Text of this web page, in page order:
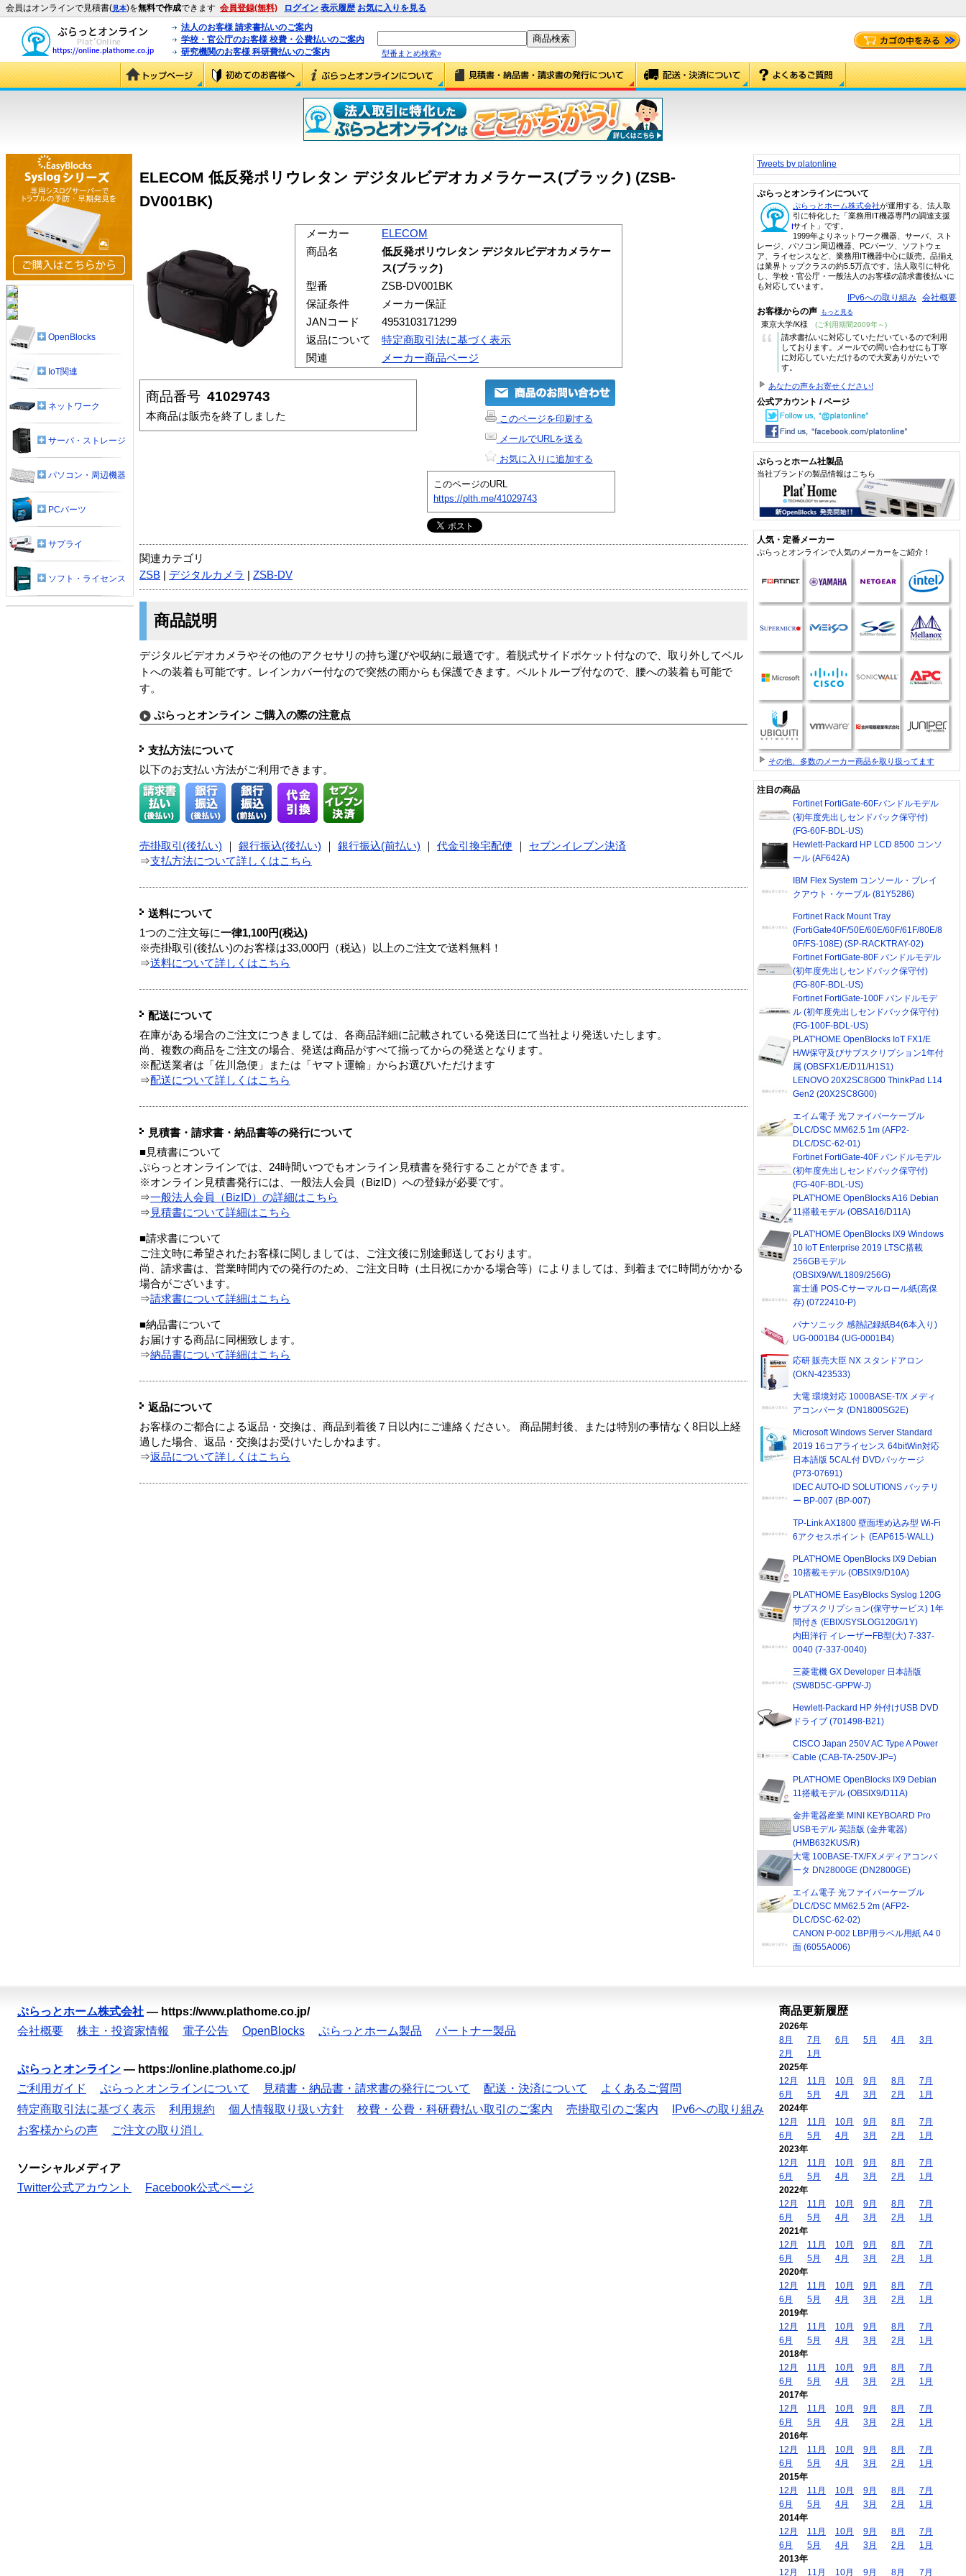
会員はオンラインで見積書(見本)を無料で作成できます 会員登録(無料) ログイン 表示履歴 お気に入りを見る
法人のお客様 請求書払いのご案内
学校・官公庁のお客様 校費・公費払いのご案内
研究機関のお客様 科研費払いのご案内
型番まとめ検索»
ELECOM 低反発ポリウレタン デジタルビデオカメラケース(ブラック) (ZSB-
DV001BK)
メーカー
ELECOM
商品名
低反発ポリウレタン デジタルビデオカメラケー
ス(ブラック)
型番
ZSB-DV001BK
保証条件
メーカー保証
JANコード
4953103171299
返品について
特定商取引法に基づく表示
関連
メーカー商品ページ
商品番号 41029743
本商品は販売を終了しました
このページを印刷する
メールでURLを送る
お気に入りに追加する
このページのURL
https://plth.me/41029743
関連カテゴリ
ZSB
デジタルカメラ ZSB-DV
商品説明
デジタルビデオカメラやその他のアクセサリの持ち運びや収納に最適です。着脱式サイドポケット付なので、取り外してベル
トへの装着も可能です。レインカバー付なので突然の雨からも保護できます。ベルトループ付なので、腰への装着も可能で
す。
ぷらっとオンライン ご購入の際の注意点
支払方法について
以下のお支払い方法がご利用できます。
売掛取引(後払い) 銀行振込(後払い) 銀行振込(前払い) 代金引換宅配便
セブンイレブン決済
⇒支払方法について詳しくはこちら
送料について
1つのご注文毎に一律1,100円(税込)
※売掛取引(後払い)のお客様は33,000円（税込）以上のご注文で送料無料！
⇒送料について詳しくはこちら
配送について
在庫がある場合のご注文につきましては、各商品詳細に記載されている発送日にて当社より発送いたします。
尚、複数の商品をご注文の場合、発送は商品がすべて揃ってからの発送となります。
※配送業者は「佐川急便」または「ヤマト運輸」からお選びいただけます
⇒配送について詳しくはこちら
見積書・請求書・納品書等の発行について
■見積書について
ぷらっとオンラインでは、24時間いつでもオンライン見積書を発行することができます。
※オンライン見積書発行には、一般法人会員（BizID）への登録が必要です。
⇒一般法人会員（BizID）の詳細はこちら
⇒ 見積書について詳細はこちら
■請求書について
ご注文時に希望されたお客様に関しましては、ご注文後に別途郵送しております。
尚、請求書は、営業時間内での発行のため、ご注文日時（土日祝にかかる場合等）によりましては、到着までに時間がかかる
場合がございます。
⇒請求書について詳細はこちら
■納品書について
お届けする商品に同梱致します。
⇒納品書について詳細はこちら
返品について
お客様のご都合による返品・交換は、商品到着後７日以内にご連絡ください。 商品開封後、または特別の事情なく8日以上経
過した場合、返品・交換はお受けいたしかねます。
⇒返品について詳しくはこちら
OpenBlocks
IoT関連
ネットワーク
サーバ・ストレージ
パソコン・周辺機器
PCパーツ
サプライ
ソフト・ライセンス
Tweets by platonline
ぷらっとオンラインについて
ぷらっとホーム株式会社が運用する、法人取
引に特化した「業務用IT機器専門の調達支援
サイト」です。
1999年よりネットワーク機器、サーバ、スト
レージ、パソコン周辺機器、PCパーツ、ソフトウェ
ア、ライセンスなど、業務用IT機器中心に販売。品揃え
は業界トップクラスの約5.5万点です。法人取引に特化
し、学校・官公庁・一般法人のお客様の請求書後払いに
も対応しています。
IPv6への取り組み 会社概要
お客様からの声 もっと見る
東京大学/K様 (ご利用期間2009年～)
“
請求書払いに対応していただいているので利用
しております。メールでの問い合わせにも丁寧
に対応していただけるので大変ありがたいで
す。
あなたの声をお寄せください!
公式アカウント / ページ
ぷらっとホーム社製品
当社ブランドの製品情報はこちら
人気・定番メーカー
ぷらっとオンラインで人気のメーカーをご紹介！
その他、多数のメーカー商品を取り扱ってます
注目の商品
Fortinet FortiGate-60Fバンドルモデル
(初年度先出しセンドバック保守付)
(FG-60F-BDL-US)
Hewlett-Packard HP LCD 8500 コンソ
ール (AF642A)
IBM Flex System コンソール・ブレイ
クアウト・ケーブル (81Y5286)
Fortinet Rack Mount Tray
(FortiGate40F/50E/60E/60F/61F/80E/8
0F/FS-108E) (SP-RACKTRAY-02)
Fortinet FortiGate-80F バンドルモデル
(初年度先出しセンドバック保守付)
(FG-80F-BDL-US)
Fortinet FortiGate-100F バンドルモデ
ル (初年度先出しセンドバック保守付)
(FG-100F-BDL-US)
PLAT'HOME OpenBlocks IoT FX1/E
H/W保守及びサブスクリプション1年付
属 (OBSFX1/E/D11/H1S1)
LENOVO 20X2SC8G00 ThinkPad L14
Gen2 (20X2SC8G00)
エイム電子 光ファイバーケーブル
DLC/DSC MM62.5 1m (AFP2-
DLC/DSC-62-01)
Fortinet FortiGate-40F バンドルモデル
(初年度先出しセンドバック保守付)
(FG-40F-BDL-US)
PLAT'HOME OpenBlocks A16 Debian
11搭載モデル (OBSA16/D11A)
PLAT'HOME OpenBlocks IX9 Windows
10 IoT Enterprise 2019 LTSC搭載
256GBモデル
(OBSIX9/W/L1809/256G)
富士通 POS-Cサーマルロール紙(高保
存) (0722410-P)
パナソニック 感熱記録紙B4(6本入り)
UG-0001B4 (UG-0001B4)
応研 販売大臣 NX スタンドアロン
(OKN-423533)
大電 環境対応 1000BASE-T/X メディ
アコンバータ (DN1800SG2E)
Microsoft Windows Server Standard
2019 16コアライセンス 64bitWin対応
日本語版 5CAL付 DVDパッケージ
(P73-07691)
IDEC AUTO-ID SOLUTIONS バッテリ
ー BP-007 (BP-007)
TP-Link AX1800 壁面埋め込み型 Wi-Fi
6アクセスポイント (EAP615-WALL)
PLAT'HOME OpenBlocks IX9 Debian
10搭載モデル (OBSIX9/D10A)
PLAT'HOME EasyBlocks Syslog 120G
サブスクリプション(保守サービス) 1年
間付き (EBIX/SYSLOG120G/1Y)
内田洋行 イレーザーFB型(大) 7-337-
0040 (7-337-0040)
三菱電機 GX Developer 日本語版
(SW8D5C-GPPW-J)
Hewlett-Packard HP 外付けUSB DVD
ドライブ (701498-B21)
CISCO Japan 250V AC Type A Power
Cable (CAB-TA-250V-JP=)
PLAT'HOME OpenBlocks IX9 Debian
11搭載モデル (OBSIX9/D11A)
金井電器産業 MINI KEYBOARD Pro
USBモデル 英語版 (金井電器)
(HMB632KUS/R)
大電 100BASE-TX/FXメディアコンバ
ータ DN2800GE (DN2800GE)
エイム電子 光ファイバーケーブル
DLC/DSC MM62.5 2m (AFP2-
DLC/DSC-62-02)
CANON P-002 LBP用ラベル用紙 A4 0
面 (6055A006)
ぷらっとホーム株式会社 — https://www.plathome.co.jp/
会社概要
株主・投資家情報 電子公告 OpenBlocks ぷらっとホーム製品 パートナー製品
ぷらっとオンライン — https://online.plathome.co.jp/
ご利用ガイド
ぷらっとオンラインについて 見積書・納品書・請求書の発行について 配送・決済について
よくあるご質問
特定商取引法に基づく表示
利用規約 個人情報取り扱い方針 校費・公費・科研費払い取引のご案内 売掛取引のご案内
IPv6への取り組み
お客様からの声
ご注文の取り消し
ソーシャルメディア
Twitter公式アカウント
Facebook公式ページ
商品更新履歴
2026年
8月
7月 6月 5月 4月
3月
2月
1月
2025年
12月
11月 10月 9月 8月
7月
6月
5月 4月 3月 2月
1月
2024年
12月
11月 10月 9月 8月
7月
6月
5月 4月 3月 2月
1月
2023年
12月
11月 10月 9月 8月
7月
6月
5月 4月 3月 2月
1月
2022年
12月
11月 10月 9月 8月
7月
6月
5月 4月 3月 2月
1月
2021年
12月
11月 10月 9月 8月
7月
6月
5月 4月 3月 2月
1月
2020年
12月
11月 10月 9月 8月
7月
6月
5月 4月 3月 2月
1月
2019年
12月
11月 10月 9月 8月
7月
6月
5月 4月 3月 2月
1月
2018年
12月
11月 10月 9月 8月
7月
6月
5月 4月 3月 2月
1月
2017年
12月
11月 10月 9月 8月
7月
6月
5月 4月 3月 2月
1月
2016年
12月
11月 10月 9月 8月
7月
6月
5月 4月 3月 2月
1月
2015年
12月
11月 10月 9月 8月
7月
6月
5月 4月 3月 2月
1月
2014年
12月
11月 10月 9月 8月
7月
6月
5月 4月 3月 2月
1月
2013年
12月
11月 10月 9月 8月 7月